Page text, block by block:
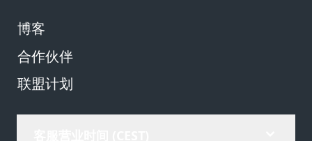
博客
合作伙伴
联盟计划